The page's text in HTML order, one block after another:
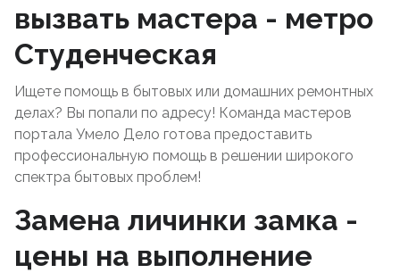
вызвать мастера - метро
Студенческая
Ищете помощь в бытовых или домашних ремонтных
делах? Вы попали по адресу! Команда мастеров
портала Умело Дело готова предоставить
профессиональную помощь в решении широкого
спектра бытовых проблем!
Замена личинки замка -
цены на выполнение